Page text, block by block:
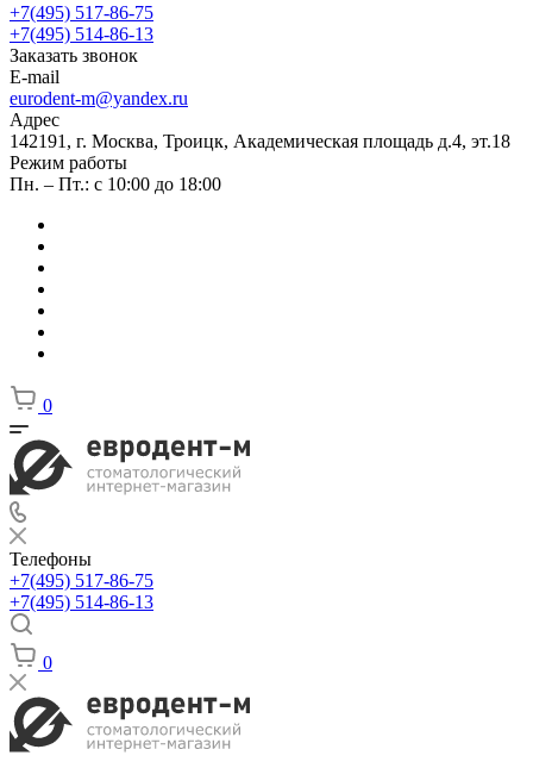
+7(495) 517-86-75
+7(495) 514-86-13
Заказать звонок
E-mail
eurodent-m@yandex.ru
Адрес
142191, г. Москва, Троицк, Академическая площадь д.4, эт.18
Режим работы
Пн. – Пт.: с 10:00 до 18:00
0
Телефоны
+7(495) 517-86-75
+7(495) 514-86-13
0